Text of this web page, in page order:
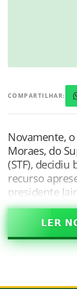
COMPARTILHAR:
Novamente,
Moraes, do
(STF),
recurso
presidente
𝗟𝗘𝗥